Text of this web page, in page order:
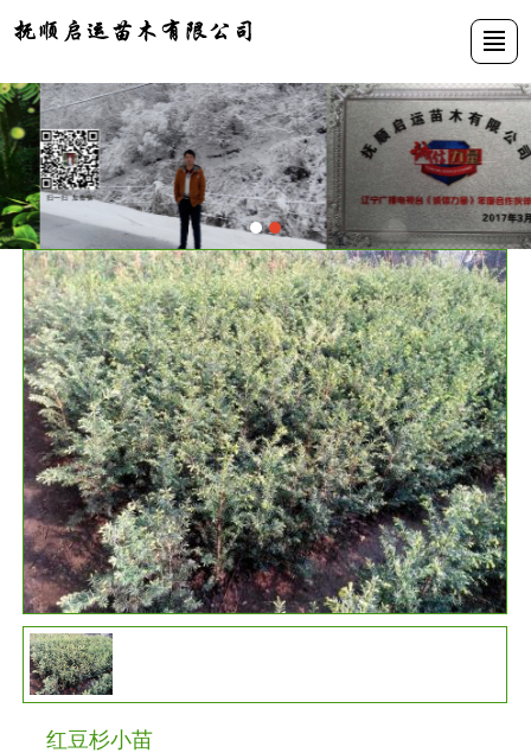
首页 公司介绍 苗木展示 新闻动态 资质荣誉 基地展示 联系我们 LBS
红豆杉小苗